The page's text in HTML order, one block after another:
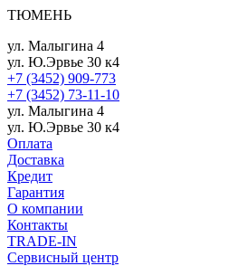
ТЮМЕНЬ
ул. Малыгина 4
ул. Ю.Эрвье 30 к4
+7 (3452) 909-773
+7 (3452) 73-11-10
ул. Малыгина 4
ул. Ю.Эрвье 30 к4
Оплата
Доставка
Кредит
Гарантия
О компании
Контакты
TRADE-IN
Сервисный центр